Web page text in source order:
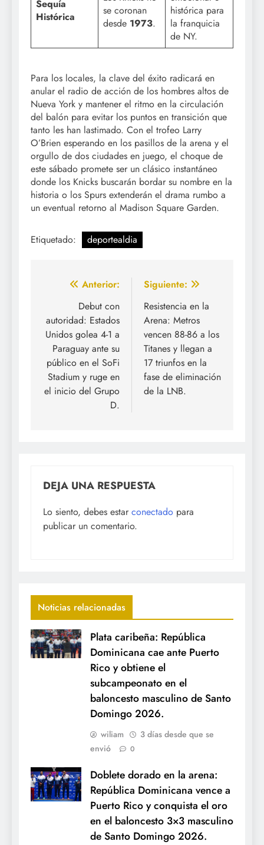
Sequía
Histórica
se coronan
desde 1973.
histórica para
la franquicia
de NY.
Para los locales, la clave del éxito radicará en
anular el radio de acción de los hombres altos de
Nueva York y mantener el ritmo en la circulación
del balón para evitar los puntos en transición que
tanto les han lastimado. Con el trofeo Larry
O’Brien esperando en los pasillos de la arena y el
orgullo de dos ciudades en juego, el choque de
este sábado promete ser un clásico instantáneo
donde los Knicks buscarán bordar su nombre en la
historia o los Spurs extenderán el drama rumbo a
un eventual retorno al Madison Square Garden.
Etiquetado: deportealdia
Navegación
entradas
Anterior:
Debut con
autoridad: Estados
Unidos golea 4-1 a
Paraguay ante su
público en el SoFi
Stadium y ruge en
el inicio del Grupo
D.
Siguiente:
Resistencia en la
Arena: Metros
vencen 88-86 a los
Titanes y llegan a
17 triunfos en la
fase de eliminación
de la LNB.
DEJA UNA RESPUESTA
Lo siento, debes estar conectado para
publicar un comentario.
Noticias relacionadas
Plata caribeña: República
Dominicana cae ante Puerto
Rico y obtiene el
subcampeonato en el
baloncesto masculino de Santo
Domingo 2026.
wiliam
3 días desde que se
envió
0
Doblete dorado en la arena:
República Dominicana vence a
Puerto Rico y conquista el oro
en el baloncesto 3×3 masculino
de Santo Domingo 2026.